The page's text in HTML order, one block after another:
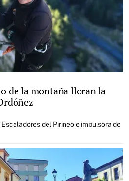
de la montaña lloran la
del Pirineo e impulsora de